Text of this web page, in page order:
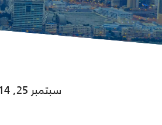
سبتمبر 25, 2014